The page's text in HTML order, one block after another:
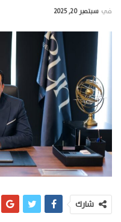
في سبتمبر 20, 2025
شارك